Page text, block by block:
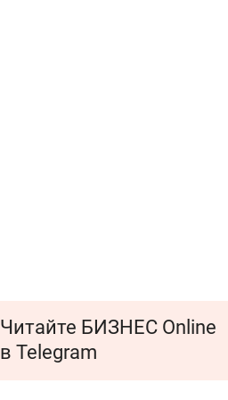
Читайте БИЗНЕС Online
в Telegram